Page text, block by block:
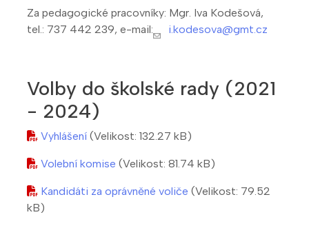
Za pedagogické pracovníky: Mgr. Iva Kodešová,
tel.: 737 442 239, e-mail:
i.kodesova@gmt.cz
Volby do školské rady (2021
- 2024)
Vyhlášení (Velikost: 132.27 kB)
Volební komise (Velikost: 81.74 kB)
Kandidáti za oprávněné voliče (Velikost: 79.52
kB)